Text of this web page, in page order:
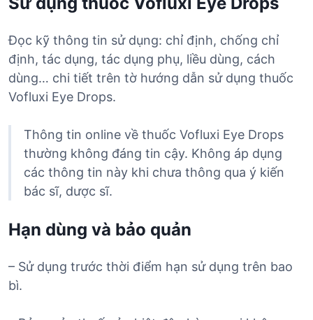
Đọc kỹ thông tin sử dụng: chỉ định, chống chỉ
định, tác dụng, tác dụng phụ, liều dùng, cách
dùng… chi tiết trên tờ hướng dẫn sử dụng thuốc
Vofluxi Eye Drops.
Thông tin online về thuốc Vofluxi Eye Drops
thường không đáng tin cậy. Không áp dụng
các thông tin này khi chưa thông qua ý kiến
bác sĩ, dược sĩ.
Hạn dùng và bảo quản
– Sử dụng trước thời điểm hạn sử dụng trên bao
bì.